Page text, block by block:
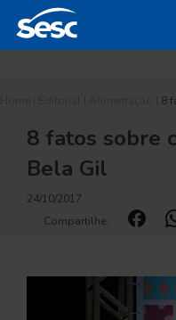
8
8 fatos sobre
Bela Gil
24/10/2017
Compartilhe: